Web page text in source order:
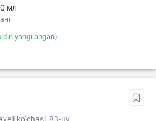
мл
yangilangan)